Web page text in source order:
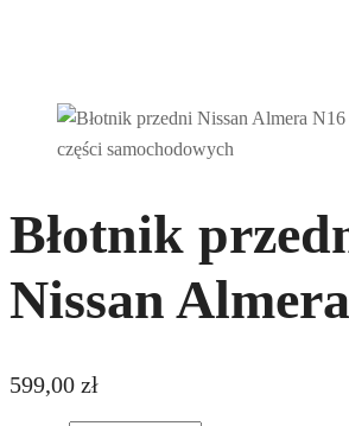
Błotnik
Nissan
599,00 zł